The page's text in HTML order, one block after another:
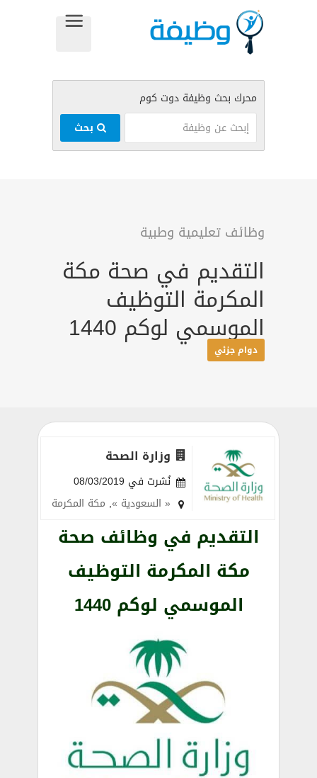
وظائف تعليمية وطبية
التقديم في صحة مكة
المكرمة التوظيف
الموسمي لوكم 1440
دوام جزئي
وزارة الصحة
نُشرت في 08/03/2019
« السعودية », مكة المكرمة
التقديم في وظائف صحة
مكة المكرمة التوظيف
الموسمي لوكم 1440